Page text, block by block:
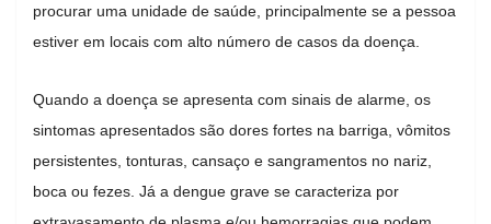
procurar uma unidade de saúde, principalmente se a pessoa
estiver em locais com alto número de casos da doença.
Quando a doença se apresenta com sinais de alarme, os
sintomas apresentados são dores fortes na barriga, vômitos
persistentes, tonturas, cansaço e sangramentos no nariz,
boca ou fezes. Já a dengue grave se caracteriza por